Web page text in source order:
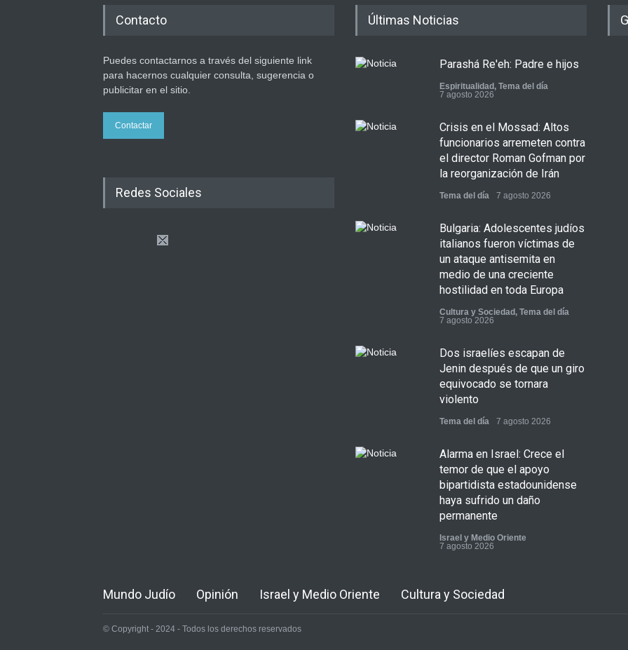
Contacto
Puedes contactarnos a través del siguiente link
para hacernos cualquier consulta, sugerencia o
publicitar en el sitio.
Contactar
Redes Sociales
Últimas Noticias
Parashá Re'eh: Padre e hijos
Espiritualidad , Tema del día
7 agosto 2026
Crisis en el Mossad: Altos
funcionarios arremeten contra
el director Roman Gofman por
la reorganización de Irán
Tema del día 7 agosto 2026
Bulgaria: Adolescentes judíos
italianos fueron víctimas de
un ataque antisemita en
medio de una creciente
hostilidad en toda Europa
Cultura y Sociedad , Tema del día
7 agosto 2026
Dos israelíes escapan de
Jenin después de que un giro
equivocado se tornara
violento
Tema del día 7 agosto 2026
Alarma en Israel: Crece el
temor de que el apoyo
bipartidista estadounidense
haya sufrido un daño
permanente
Israel y Medio Oriente
7 agosto 2026
Mundo Judío Opinión Israel y Medio Oriente Cultura y Sociedad
© Copyright - 2024 - Todos los derechos reservados